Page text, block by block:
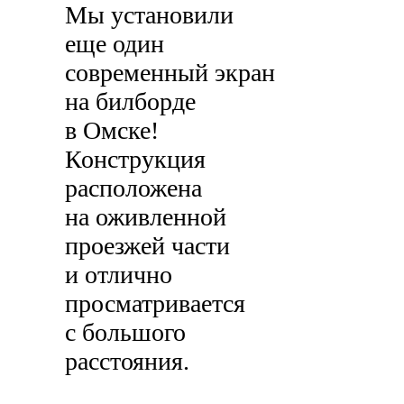
Мы установили
еще один
современный экран
на билборде
в Омске!
Конструкция
расположена
на оживленной
проезжей части
и отлично
просматривается
с большого
расстояния.